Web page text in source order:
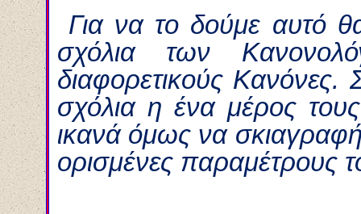
Για να το δούμε αυτό
σχόλια των
διαφορετικούς Κανόνες.
σχόλια η ένα μέρος
ικανά όμως να
ορισμένες παραμέτρους